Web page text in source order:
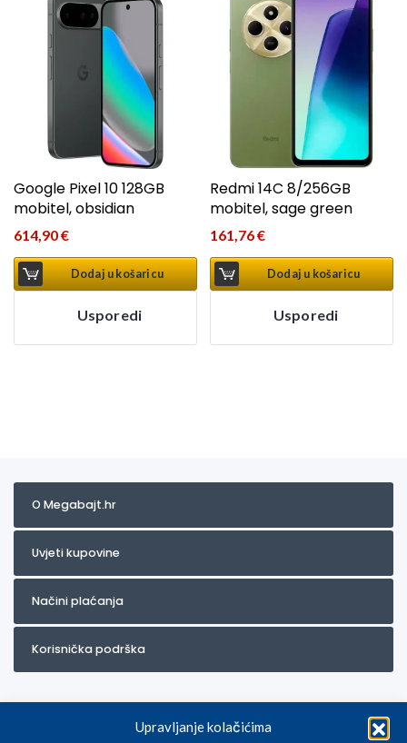
Upravljanje kolačićima
Google Pixel 10 128GB
mobitel, obsidian
614,90€
Dodaj u košaricu
Usporedi
Redmi 14C 8/256GB
mobitel, sage green
161,76€
Dodaj u košaricu
Usporedi
O Megabajt.hr
Uvjeti kupovine
Načini plaćanja
Korisnička podrška